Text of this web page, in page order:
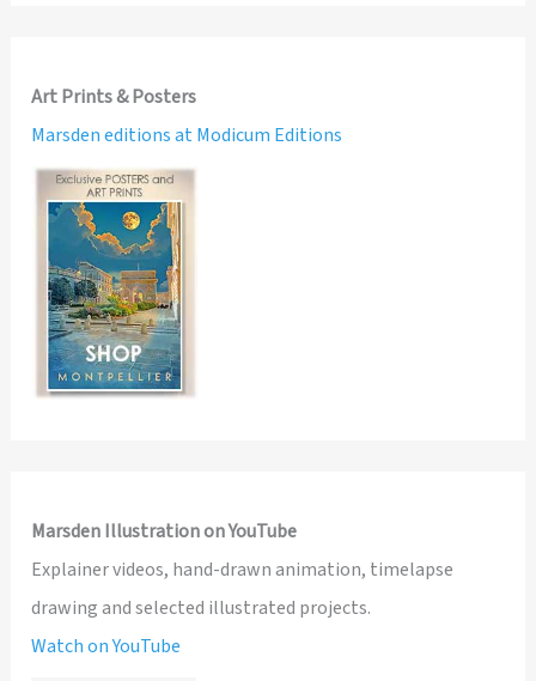
Art Prints & Posters
Marsden editions at Modicum Editions
Marsden Illustration on YouTube
Explainer videos, hand-drawn animation, timelapse
drawing and selected illustrated projects.
Watch on YouTube